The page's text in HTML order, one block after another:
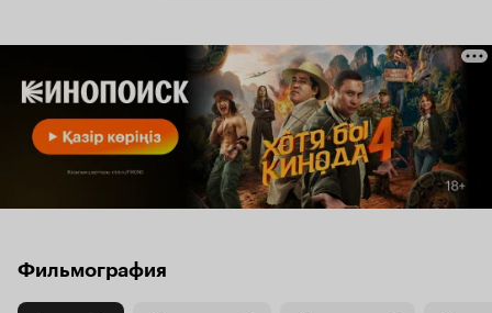
Фильмография